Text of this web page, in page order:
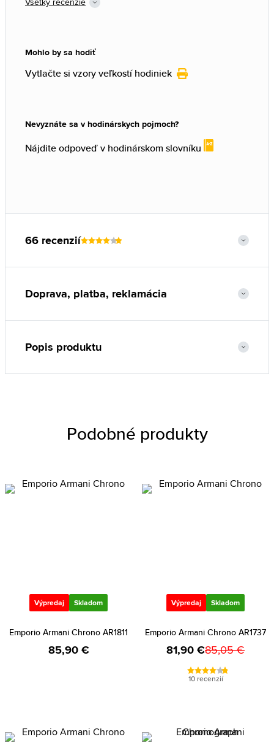
Mohlo by sa hodiť
Vytlačte si vzory veľkostí hodiniek
Nevyznáte sa v hodinárskych pojmoch?
Nájdite odpoveď v hodinárskom slovníku
66 recenzií
Doprava, platba, reklamácia
Popis produktu
Podobné produkty
Výpredaj Skladom
Emporio Armani Chrono AR1811
85,90 €
Výpredaj Skladom
Emporio Armani Chrono AR1737
81,90 €85,05 €
10 recenzií